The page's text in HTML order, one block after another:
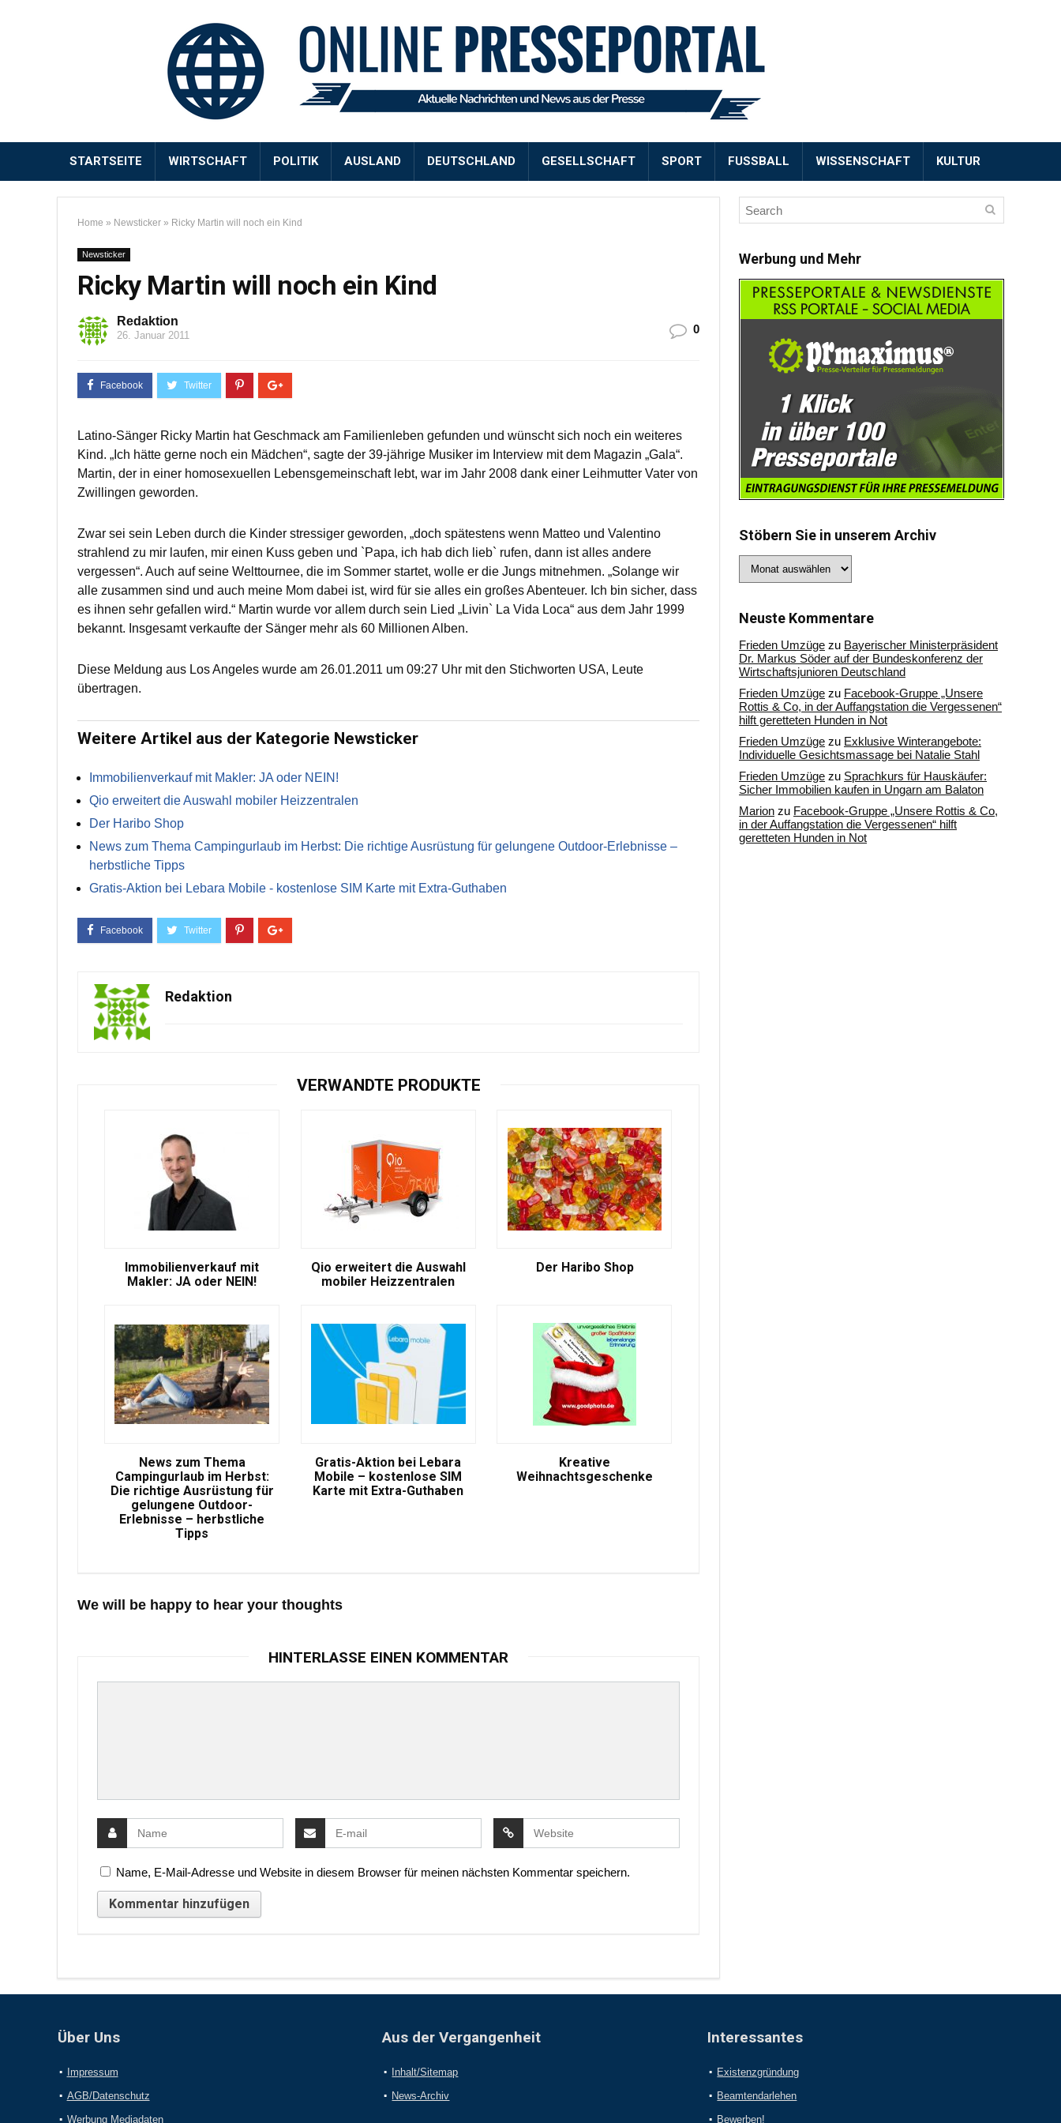
STARTSEITE WIRTSCHAFT POLITIK AUSLAND DEUTSCHLAND GESELLSCHAFT SPORT FUSSBALL WISSENSCHAFT KULTUR
Home » Newsticker » Ricky Martin will noch ein Kind
Newsticker
Ricky Martin will noch ein Kind
Redaktion
26. Januar 2011 0
Latino-Sänger Ricky Martin hat Geschmack am Familienleben gefunden und wünscht sich noch ein weiteres
Kind. „Ich hätte gerne noch ein Mädchen“, sagte der 39-jährige Musiker im Interview mit dem Magazin „Gala“.
Martin, der in einer homosexuellen Lebensgemeinschaft lebt, war im Jahr 2008 dank einer Leihmutter Vater von
Zwillingen geworden.
Zwar sei sein Leben durch die Kinder stressiger geworden, „doch spätestens wenn Matteo und Valentino
strahlend zu mir laufen, mir einen Kuss geben und `Papa, ich hab dich lieb` rufen, dann ist alles andere
vergessen“. Auch auf seine Welttournee, die im Sommer startet, wolle er die Jungs mitnehmen. „Solange wir
alle zusammen sind und auch meine Mom dabei ist, wird für sie alles ein großes Abenteuer. Ich bin sicher, dass
es ihnen sehr gefallen wird.“ Martin wurde vor allem durch sein Lied „Livin` La Vida Loca“ aus dem Jahr 1999
bekannt. Insgesamt verkaufte der Sänger mehr als 60 Millionen Alben.
Diese Meldung aus Los Angeles wurde am 26.01.2011 um 09:27 Uhr mit den Stichworten USA, Leute
übertragen.
Weitere Artikel aus der Kategorie Newsticker
Immobilienverkauf mit Makler: JA oder NEIN!
Qio erweitert die Auswahl mobiler Heizzentralen
Der Haribo Shop
News zum Thema Campingurlaub im Herbst: Die richtige Ausrüstung für gelungene Outdoor-Erlebnisse –
herbstliche Tipps
Gratis-Aktion bei Lebara Mobile - kostenlose SIM Karte mit Extra-Guthaben
Redaktion
VERWANDTE PRODUKTE
Immobilienverkauf mit
Makler: JA oder NEIN!
Qio erweitert die Auswahl
mobiler Heizzentralen
Der Haribo Shop
News zum Thema
Campingurlaub im Herbst:
Die richtige Ausrüstung für
gelungene Outdoor-
Erlebnisse – herbstliche
Tipps
Gratis-Aktion bei Lebara
Mobile – kostenlose SIM
Karte mit Extra-Guthaben
Kreative
Weihnachtsgeschenke
We will be happy to hear your thoughts
HINTERLASSE EINEN KOMMENTAR
Name, E-Mail-Adresse und Website in diesem Browser für meinen nächsten Kommentar speichern.
Werbung und Mehr
Stöbern Sie in unserem Archiv
Sie
Archiv
Neuste Kommentare
Frieden Umzüge zu Bayerischer Ministerpräsident
Dr. Markus Söder auf der Bundeskonferenz der
Wirtschaftsjunioren Deutschland
Frieden Umzüge zu Facebook-Gruppe „Unsere
Rottis & Co, in der Auffangstation die Vergessenen“
hilft geretteten Hunden in Not
Frieden Umzüge zu Exklusive Winterangebote:
Individuelle Gesichtsmassage bei Natalie Stahl
Frieden Umzüge zu Sprachkurs für Hauskäufer:
Sicher Immobilien kaufen in Ungarn am Balaton
Marion zu Facebook-Gruppe „Unsere Rottis & Co,
in der Auffangstation die Vergessenen“ hilft
geretteten Hunden in Not
Über Uns
Impressum
AGB/Datenschutz
Werbung Mediadaten
Aus der Vergangenheit
Inhalt/Sitemap
News-Archiv
Interessantes
Existenzgründung
Beamtendarlehen
Bewerben!